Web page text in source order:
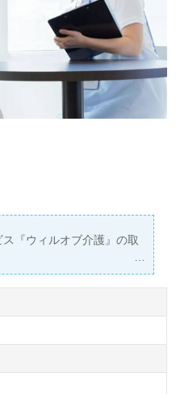
『ウィルオブ介護』の取
ださい♪
ポートいたします。